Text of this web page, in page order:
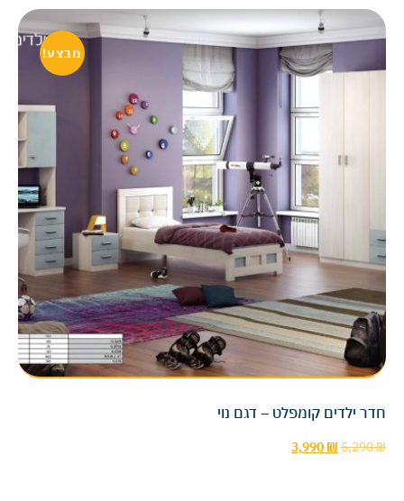
מבצע!
חדר ילדים קומפלט – דגם נוי
5,290₪
3,990 ₪